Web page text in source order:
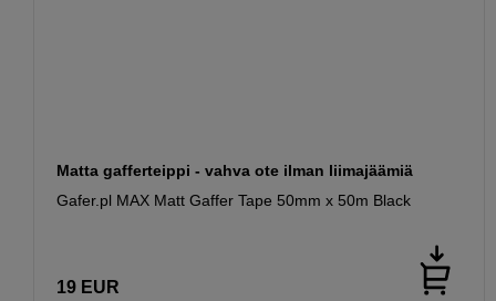
Matta gafferteippi - vahva ote ilman liimajäämiä
Gafer.pl MAX Matt Gaffer Tape 50mm x 50m Black
19 EUR